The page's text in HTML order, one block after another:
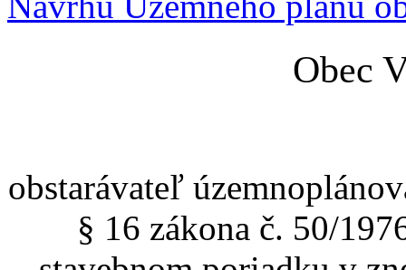
Obec
obstarávateľ
§ 16 zákona č. 50/